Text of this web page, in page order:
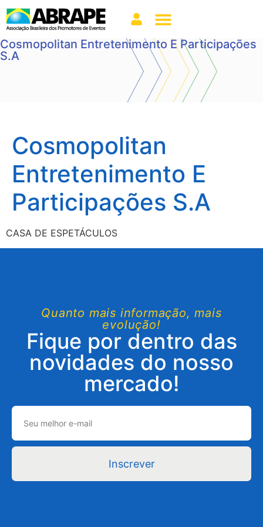
Cosmopolitan Entretenimento E Participações
S.A
Cosmopolitan
Entretenimento E
Participações S.A
CASA DE ESPETÁCULOS
Quanto mais informação, mais
evolução!
Fique por dentro das
novidades do nosso
mercado!
Inscrever